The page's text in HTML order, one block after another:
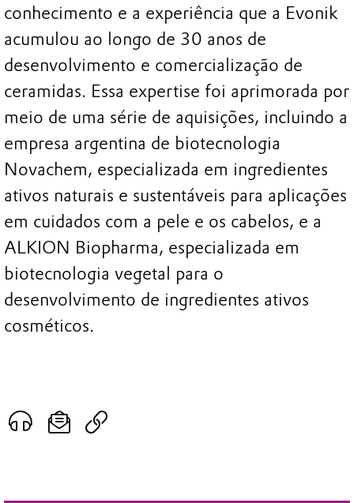
conhecimento e a experiência que a Evonik
acumulou ao longo de 30 anos de
desenvolvimento e comercialização de
ceramidas. Essa expertise foi aprimorada por
meio de uma série de aquisições, incluindo a
empresa argentina de biotecnologia
Novachem, especializada em ingredientes
ativos naturais e sustentáveis para aplicações
em cuidados com a pele e os cabelos, e a
ALKION Biopharma, especializada em
biotecnologia vegetal para o
desenvolvimento de ingredientes ativos
cosméticos.